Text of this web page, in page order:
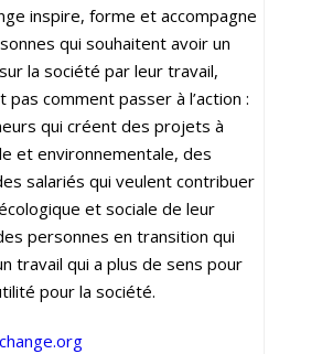
inspire, forme et accompagne
qui souhaitent avoir un
la société par leur travail,
pas comment passer à l’action :
qui créent des projets à
et environnementale, des
salariés qui veulent contribuer
et sociale de leur
personnes en transition qui
travail qui a plus de sens pour
pour la société.